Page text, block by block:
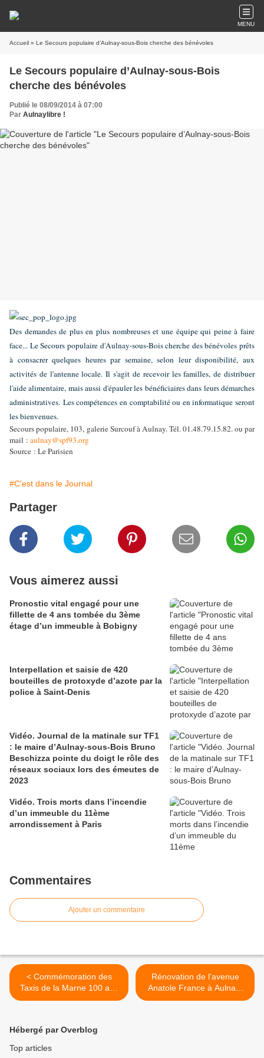
MENU
Accueil » Le Secours populaire d’Aulnay-sous-Bois cherche des bénévoles
Le Secours populaire d’Aulnay-sous-Bois
cherche des bénévoles
Publié le 08/09/2014 à 07:00
Par Aulnaylibre !
Des demandes de plus en plus nombreuses et une équipe qui peine à faire
face... Le Secours populaire d'Aulnay-sous-Bois cherche des bénévoles prêts
à consacrer quelques heures par semaine, selon leur disponibilité, aux
activités de l'antenne locale. Il s'agit de recevoir les familles, de distribuer
l'aide alimentaire, mais aussi d'épauler les bénéficiaires dans leurs démarches
administratives. Les compétences en comptabilité ou en informatique seront
les bienvenues.
Secours populaire, 103, galerie Surcouf à Aulnay. Tél. 01.48.79.15.82. ou par
mail : aulnay@spf93.org
Source : Le Parisien
#C'est dans le Journal
Partager
Vous aimerez aussi
Pronostic vital engagé pour une
fillette de 4 ans tombée du 3ème
étage d’un immeuble à Bobigny
Interpellation et saisie de 420
bouteilles de protoxyde d’azote par la
police à Saint-Denis
Vidéo. Journal de la matinale sur TF1
: le maire d’Aulnay-sous-Bois Bruno
Beschizza pointe du doigt le rôle des
réseaux sociaux lors des émeutes de
2023
Vidéo. Trois morts dans l’incendie
d’un immeuble du 11ème
arrondissement à Paris
Commentaires
Ajouter un commentaire
< Commémoration des
Taxis de la Marne 100 ans
après la guerre 14-18
Rénovation de l’avenue
Anatole France à Aulnay-
sous-Bois ! >
Hébergé par Overblog
Top articles